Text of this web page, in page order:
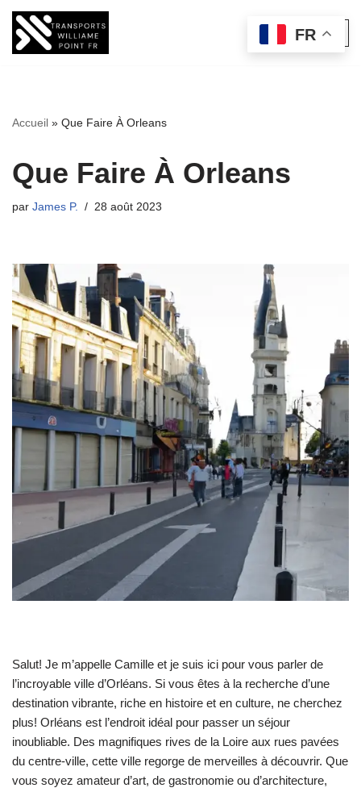
Aller
Accueil » Que Faire À Orleans
Que Faire À Orleans
par James P. 28 août 2023
Salut! Je m’appelle Camille et je suis ici pour vous parler de
l’incroyable ville d’Orléans. Si vous êtes à la recherche d’une
destination vibrante, riche en histoire et en culture, ne cherchez
plus! Orléans est l’endroit idéal pour passer un séjour
inoubliable. Des magnifiques rives de la Loire aux rues pavées
du centre-ville, cette ville regorge de merveilles à découvrir. Que
vous soyez amateur d’art, de gastronomie ou d’architecture,
FR